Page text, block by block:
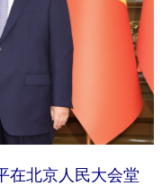
在北京人民大会堂